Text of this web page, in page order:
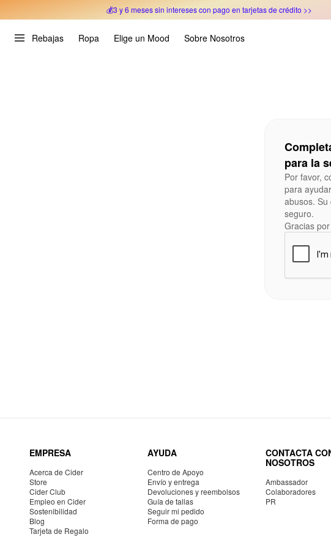
💰3 y 6 meses sin intereses con pago en tarjetas de crédito >>
Rebajas Ropa Elige un Mood Sobre Nosotros
para la
Por favor,
para
abusos.
seguro.
Gracias
EMPRESA
Acerca de Cider
Store
Cider Club
Empleo en Cider
Sostenibilidad
Blog
Tarjeta de Regalo
AYUDA
Centro de Apoyo
Envío y entrega
Devoluciones y reembolsos
Guía de tallas
Seguir mi pedido
Forma de pago
CONTACTA
NOSOTROS
Ambassador
Colaboradores
PR